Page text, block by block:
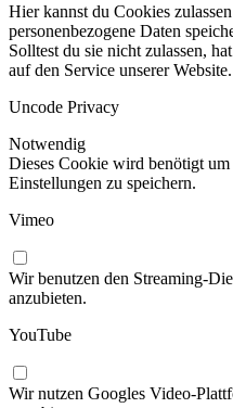
Hier kannst du Cookies
personenbezogene Daten
Solltest du sie nicht zulassen,
auf den Service unserer Website.
Uncode Privacy
Notwendig
Dieses Cookie wird benötigt
Einstellungen zu speichern.
Vimeo
Wir benutzen den Streaming-
anzubieten.
YouTube
Wir nutzen Googles Video-